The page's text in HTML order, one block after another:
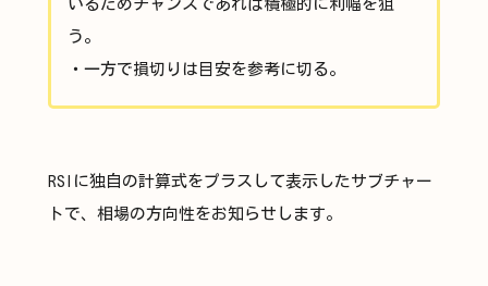
いるためチャンスであれば積極的に利幅を狙
う。
・一方で損切りは目安を参考に切る。
RSIに独自の計算式をプラスして表示したサブチャー
トで、相場の方向性をお知らせします。